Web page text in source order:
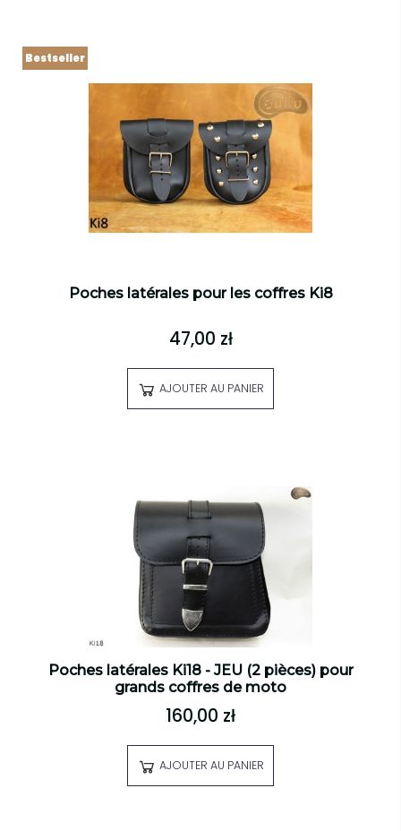
Poches latérales pour les coffres Ki8
47,00 zł
AJOUTER AU PANIER
Bestseller
Poches latérales Ki18 - JEU (2 pièces) pour
grands coffres de moto
160,00 zł
AJOUTER AU PANIER